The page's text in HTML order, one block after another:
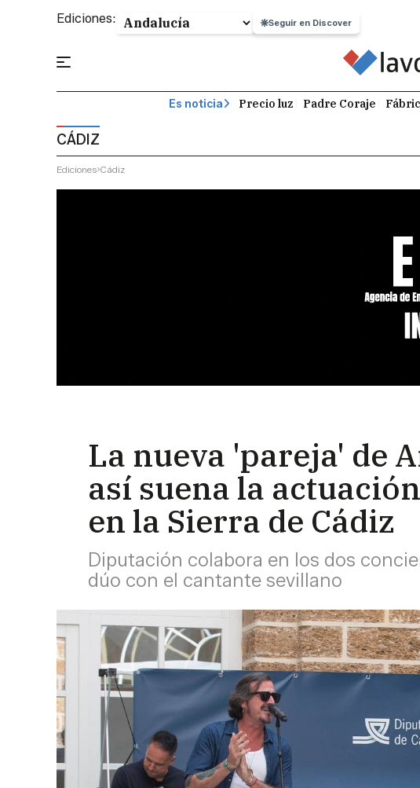
Ediciones: Seguir en Discover
Es noticia Precio luz Padre Coraje
CÁDIZ
Ediciones Cádiz
La nueva 'pareja' de
así suena la
en la Sierra de Cádiz
Diputación colabora en los dos
dúo con el cantante sevillano